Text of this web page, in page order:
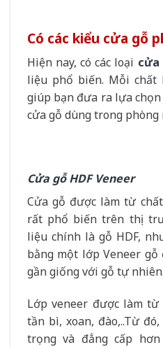
Có các kiểu cửa gỗ
Hiện nay, có các loại cửa
liệu phổ biến. Mỗi chất
giúp bạn đưa ra lựa
cửa gỗ dùng trong
Cửa gỗ HDF Veneer
Cửa gỗ được làm từ
rất phổ biến trên thị
liệu chính là gỗ HDF,
bằng một lớp Veneer
gần giống với gỗ tự nhiên.
Lớp veneer được làm
tần bì, xoan, đào,..Từ
trọng và đẳng cấp hơn